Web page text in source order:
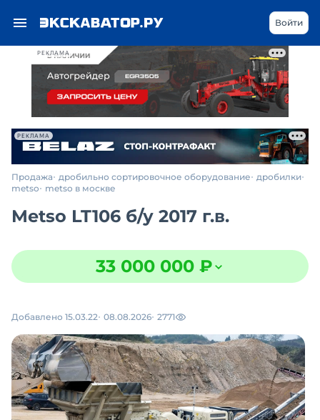
РЕКЛАМА
Войти
РЕКЛАМА
Продажа дробильно сортировочное оборудование дробилки
metso
metso в москве
Metso LT106 б/у 2017 г.в.
33 000 000 ₽
Добавлено 15.03.22 08.08.2026 2771